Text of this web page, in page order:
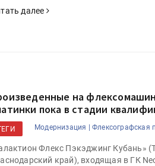
далее
на
пока в стадии
Модернизация | Флексографская
Флекс Пэкэджинг Кубань»
край), входящая в ГК